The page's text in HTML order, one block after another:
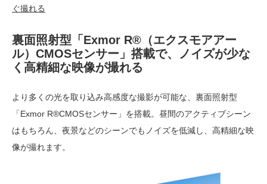
ぐ撮れる
裏面照射型「Exmor R®（エクスモアアー
ル）CMOSセンサー」搭載で、ノイズが少な
く高精細な映像が撮れる
より多くの光を取り込み高感度な撮影が可能な、裏面照射型
「Exmor R®CMOSセンサー」を搭載。昼間のアクティブシーン
はもちろん、夜景などのシーンでもノイズを低減し、高精細な映
像が撮れます。